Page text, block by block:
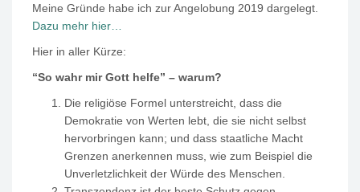
Meine Gründe habe ich zur Angelobung 2019 dargelegt.
Dazu mehr hier…
Hier in aller Kürze:
“So wahr mir Gott helfe” – warum?
Die religiöse Formel unterstreicht, dass die
Demokratie von Werten lebt, die sie nicht selbst
hervorbringen kann; und dass staatliche Macht
Grenzen anerkennen muss, wie zum Beispiel die
Unverletzlichkeit der Würde des Menschen.